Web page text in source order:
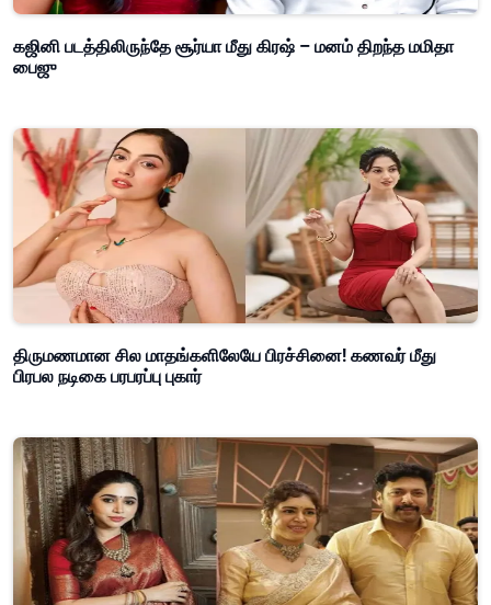
கஜினி படத்திலிருந்தே சூர்யா மீது கிரஷ் – மனம் திறந்த மமிதா
பைஜு
திருமணமான சில மாதங்களிலேயே பிரச்சினை! கணவர் மீது
பிரபல நடிகை பரபரப்பு புகார்